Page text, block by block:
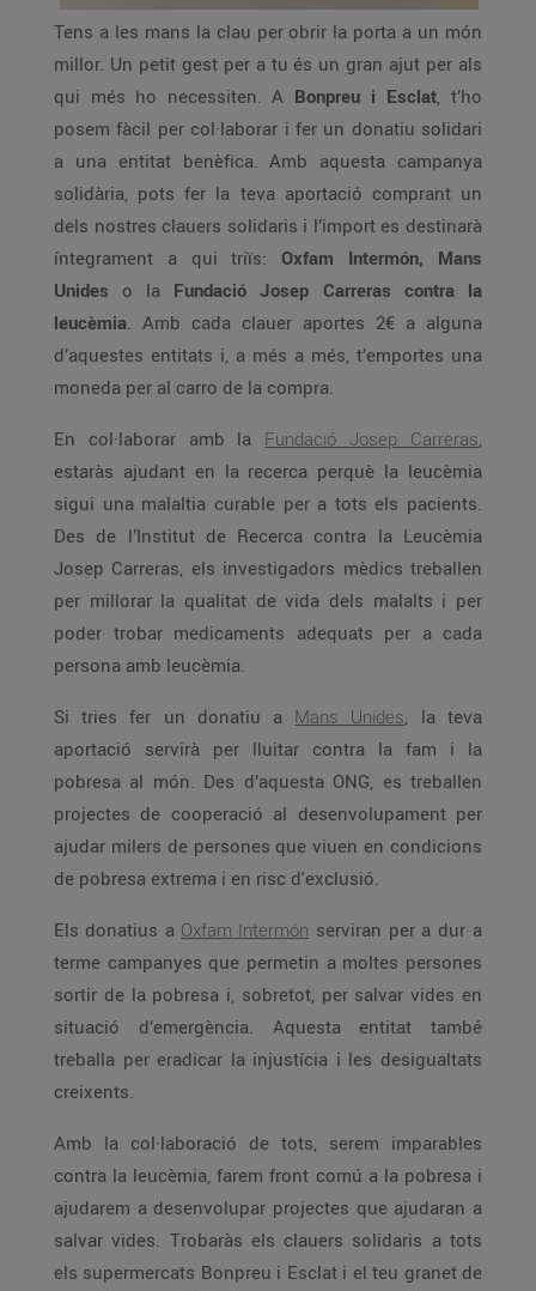
Tens a les mans la clau per obrir la porta a un món
millor. Un petit gest per a tu és un gran ajut per als
qui més ho necessiten. A Bonpreu i Esclat, t’ho
posem fàcil per col·laborar i fer un donatiu solidari
a una entitat benèfica. Amb aquesta campanya
solidària, pots fer la teva aportació comprant un
dels nostres clauers solidaris i l’import es destinarà
íntegrament a qui triïs: Oxfam Intermón, Mans
Unides o la Fundació Josep Carreras contra la
leucèmia. Amb cada clauer aportes 2€ a alguna
d’aquestes entitats i, a més a més, t’emportes una
moneda per al carro de la compra.
En col·laborar amb la Fundació Josep Carreras,
estaràs ajudant en la recerca perquè la leucèmia
sigui una malaltia curable per a tots els pacients.
Des de l’Institut de Recerca contra la Leucèmia
Josep Carreras, els investigadors mèdics treballen
per millorar la qualitat de vida dels malalts i per
poder trobar medicaments adequats per a cada
persona amb leucèmia.
Si tries fer un donatiu a Mans Unides, la teva
aportació servirà per lluitar contra la fam i la
pobresa al món. Des d’aquesta ONG, es treballen
projectes de cooperació al desenvolupament per
ajudar milers de persones que viuen en condicions
de pobresa extrema i en risc d'exclusió.
Els donatius a Oxfam Intermón serviran per a dur a
terme campanyes que permetin a moltes persones
sortir de la pobresa i, sobretot, per salvar vides en
situació d’emergència. Aquesta entitat també
treballa per eradicar la injustícia i les desigualtats
creixents.
Amb la col·laboració de tots, serem imparables
contra la leucèmia, farem front comú a la pobresa i
ajudarem a desenvolupar projectes que ajudaran a
salvar vides. Trobaràs els clauers solidaris a tots
els supermercats Bonpreu i Esclat i el teu granet de